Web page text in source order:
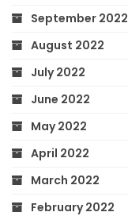
September 2022
August 2022
July 2022
June 2022
May 2022
April 2022
March 2022
February 2022